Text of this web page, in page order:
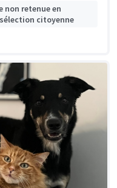
non retenue en
citoyenne